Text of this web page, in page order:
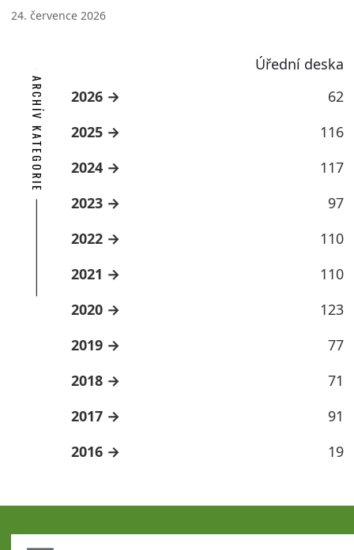
24. července 2026
Úřední deska
ARCHÍV KATEGORIE 2026
62
2025
116
2024
117
2023
97
2022
110
2021
110
2020
123
2019
77
2018
71
2017
91
2016
19